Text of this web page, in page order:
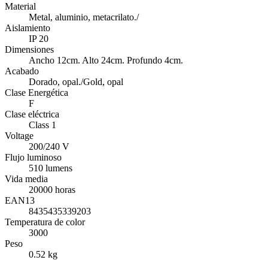
Material
Metal, aluminio, metacrilato./
Aislamiento
IP 20
Dimensiones
Ancho 12cm. Alto 24cm. Profundo 4cm.
Acabado
Dorado, opal./Gold, opal
Clase Energética
F
Clase eléctrica
Class 1
Voltage
200/240 V
Flujo luminoso
510 lumens
Vida media
20000 horas
EAN13
8435435339203
Temperatura de color
3000
Peso
0.52 kg